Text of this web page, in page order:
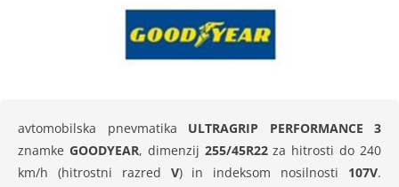
avtomobilska pnevmatika ULTRAGRIP PERFORMANCE 3
znamke GOODYEAR, dimenzij 255/45R22za hitrosti do 240
km/h (hitrostni razred V) in indeksom nosilnosti 107V.